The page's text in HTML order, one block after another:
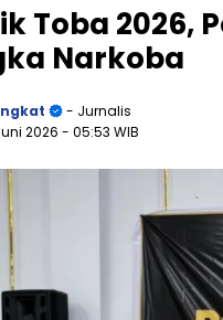
Toba 2026,
Narkoba
- Jurnalis
2026 - 05:53 WIB